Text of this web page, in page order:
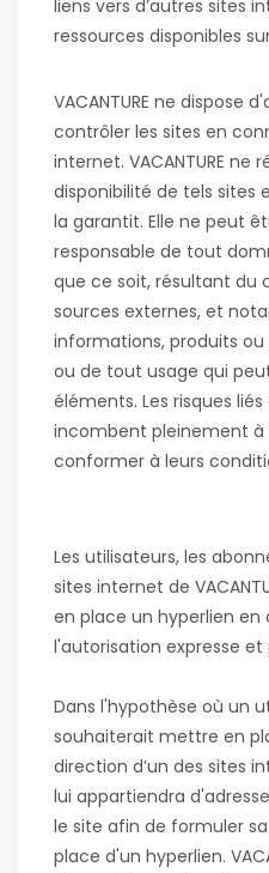
liens vers d’autres sites
ressources disponibles
VACANTURE ne dispose
contrôler les sites en
internet. VACANTURE ne
disponibilité de tels sites
la garantit. Elle ne peut
responsable de tout
que ce soit, résultant du
sources externes, et
informations, produits ou
ou de tout usage qui
éléments. Les risques
incombent pleinement à
conformer à leurs
Les utilisateurs, les
sites internet de
en place un hyperlien en
l'autorisation expresse et
Dans l'hypothèse où un
souhaiterait mettre en
direction d’un des sites
lui appartiendra
le site afin de formuler
place d'un hyperlien.